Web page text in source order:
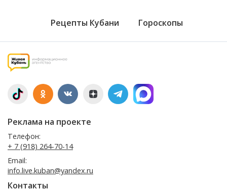
Рецепты Кубани Гороскопы
Реклама на проекте
Телефон:
+ 7 (918) 264-70-14
Email:
info.live.kuban@yandex.ru
Контакты